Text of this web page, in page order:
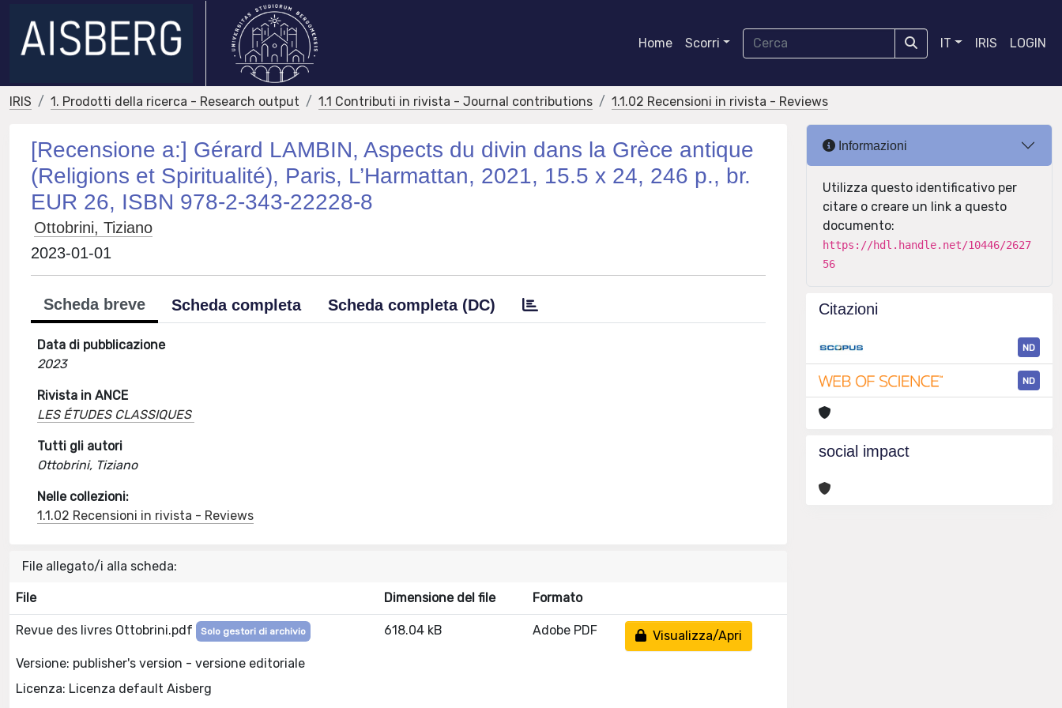
Home Scorri IT IRIS LOGIN
IRIS 1. Prodotti della ricerca - Research output 1.1 Contributi in rivista - Journal contributions 1.1.02 Recensioni in rivista - Reviews
[Recensione a:] Gérard LAMBIN, Aspects du divin dans la Grèce antique
(Religions et Spiritualité), Paris, L’Harmattan, 2021, 15.5 x 24, 246 p., br.
EUR 26, ISBN 978-2-343-22228-8
Ottobrini, Tiziano
2023-01-01
Scheda breve Scheda completa Scheda completa (DC)
Data di pubblicazione
2023
Rivista in ANCE
LES ÉTUDES CLASSIQUES
Tutti gli autori
Ottobrini, Tiziano
Nelle collezioni:
1.1.02 Recensioni in rivista - Reviews
File allegato/i alla scheda:
File Dimensione del file Formato
Revue des livres Ottobrini.pdf Solo gestori di archivio
Versione: publisher's version - versione editoriale
Licenza: Licenza default Aisberg
618.04 kB Adobe PDF Visualizza/Apri
Informazioni
Utilizza questo identificativo per
citare o creare un link a questo
documento:
https://hdl.handle.net/10446/2627
56
Citazioni
ND
ND
social impact